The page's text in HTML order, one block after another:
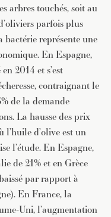
arbres touchés, soit au
parfois plus
bactérie représente une
En Espagne,
2014 et s’est
contraignant le
de la demande
La hausse des prix
l’huile d’olive est un
l’étude. En Espagne,
de 21% et en Grèce
par rapport à
En France, la
Uni, l’augmentation